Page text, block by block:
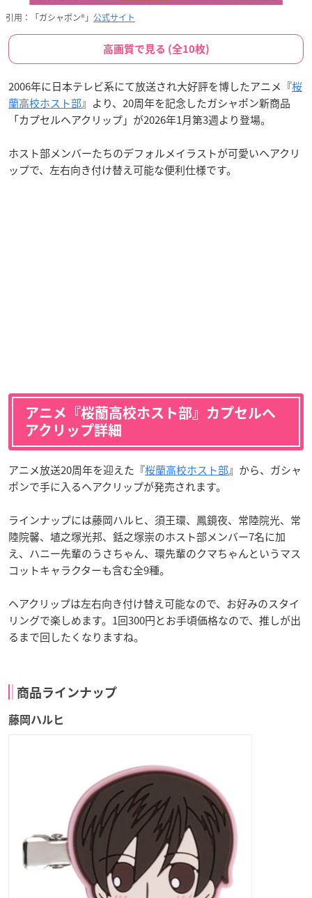
引用：「ガシャポン®」 公式サイト
高画質で見る (全10枚)
2006年に日本テレビ系にて放送され大好評を博したアニメ『桜
蘭高校ホスト部』より、20周年を記念したガシャポン新商品
「カプセルヘアクリップ」が2026年1月第3週より登場。
ホスト部メンバーたちのデフォルメイラストが可愛いヘアクリ
ップで、左右向き付け替え可能な便利仕様です。
アニメ『桜蘭高校ホスト部』カプセルヘ
アクリップ詳細
アニメ放送20周年を迎えた『桜蘭高校ホスト部』から、ガシャ
ポンで手に入るヘアクリップが発売されます。
ラインナップには藤岡ハルヒ、須王環、鳳鏡夜、常陸院光、常
陸院馨、埴之塚光邦、銛之塚崇のホスト部メンバー7名に加
え、ハニー先輩のうさちゃん、環先輩のクマちゃんというマス
コットキャラクターも含む全9種。
ヘアクリップは左右向き付け替え可能なので、お好みのスタイ
リングで楽しめます。1回300円とお手頃価格なので、推しが出
るまで回したくなりますね。
商品ラインナップ
藤岡ハルヒ